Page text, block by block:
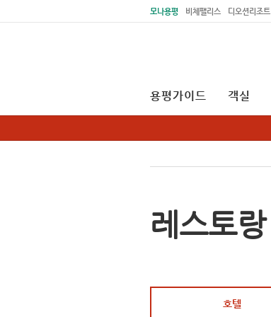
모나용평 비체팰리스 디오션리조트
용평가이드 객실
레스토랑
호텔